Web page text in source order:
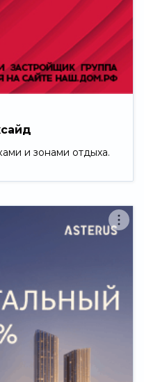
и зонами отдыха.